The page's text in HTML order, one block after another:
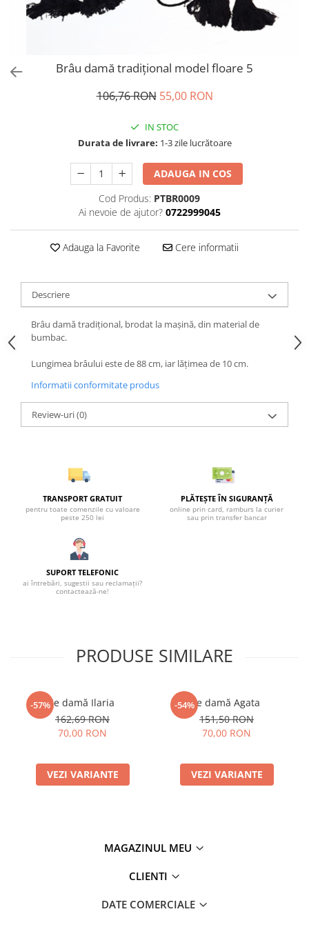
Brâu damă tradițional model floare 5
106,76 RON 55,00 RON
IN STOC
Durata de livrare: 1-3 zile lucrătoare
ADAUGA IN COS
Cod Produs: PTBR0009
Ai nevoie de ajutor? 0722999045
Adauga la Favorite Cere informatii
Descriere
Brâu damă tradiţional, brodat la maşină, din material de
bumbac.
Lungimea brâului este de 88 cm, iar lățimea de 10 cm.
Informatii conformitate produs
Review-uri(0)
TRANSPORT GRATUIT
pentru toate comenzile cu valoare
peste 250 lei
PLĂTEȘTE ÎN SIGURANȚĂ
online prin card, ramburs la curier
sau prin transfer bancar
SUPORT TELEFONIC
ai întrebări, sugestii sau reclamații?
contactează-ne!
PRODUSE SIMILARE
-57%Ie damă Ilaria
162,69 RON
70,00 RON
VEZI VARIANTE
-54%Ie damă Agata
151,50 RON
70,00 RON
VEZI VARIANTE
MAGAZINUL MEU
CLIENTI
DATE COMERCIALE